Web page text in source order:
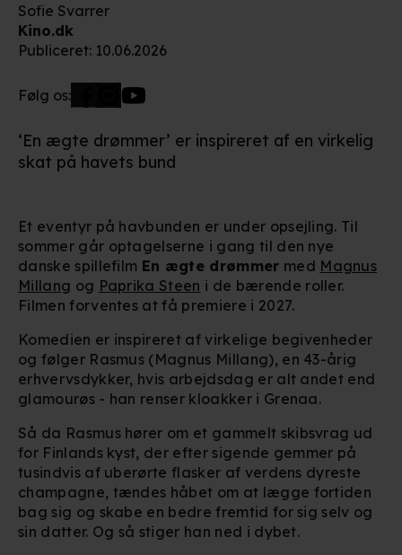
Sofie Svarrer
Kino.dk
Publiceret: 10.06.2026
Følg os:
‘En ægte drømmer’ er inspireret af en virkelig
skat på havets bund
Et eventyr på havbunden er under opsejling. Til
sommer går optagelserne i gang til den nye
danske spillefilm En ægte drømmer med Magnus
Millang og Paprika Steen i de bærende roller.
Filmen forventes at få premiere i 2027.
Komedien er inspireret af virkelige begivenheder
og følger Rasmus (Magnus Millang), en 43-årig
erhvervsdykker, hvis arbejdsdag er alt andet end
glamourøs - han renser kloakker i Grenaa.
Så da Rasmus hører om et gammelt skibsvrag ud
for Finlands kyst, der efter sigende gemmer på
tusindvis af uberørte flasker af verdens dyreste
champagne, tændes håbet om at lægge fortiden
bag sig og skabe en bedre fremtid for sig selv og
sin datter. Og så stiger han ned i dybet.